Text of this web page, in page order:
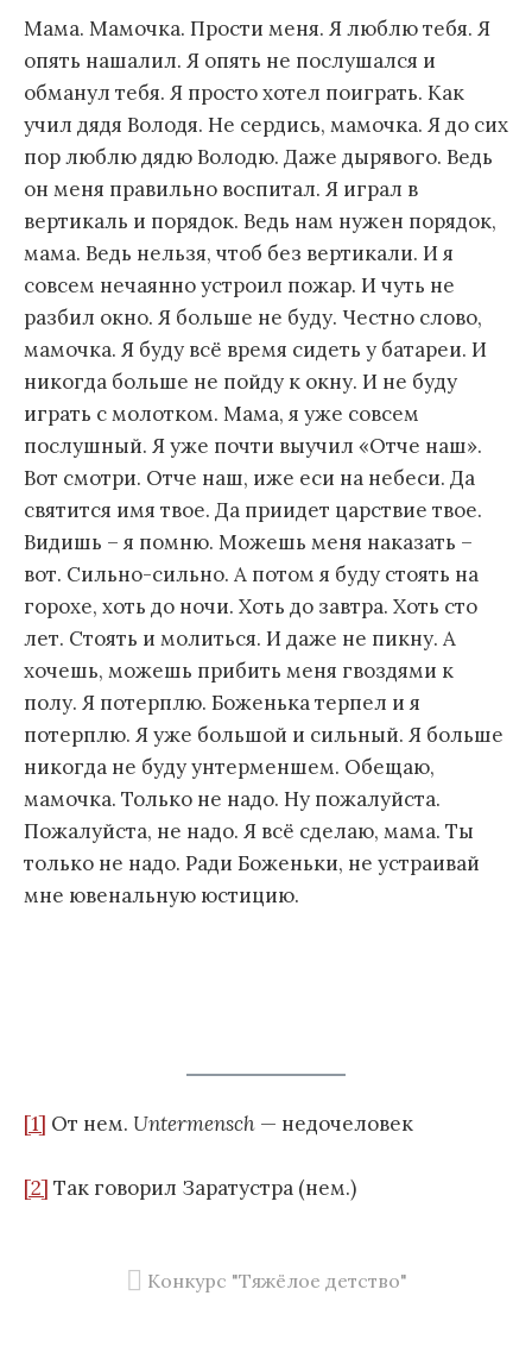
Мама. Мамочка. Прости меня. Я люблю тебя. Я
опять нашалил. Я опять не послушался и
обманул тебя. Я просто хотел поиграть. Как
учил дядя Володя. Не сердись, мамочка. Я до сих
пор люблю дядю Володю. Даже дырявого. Ведь
он меня правильно воспитал. Я играл в
вертикаль и порядок. Ведь нам нужен порядок,
мама. Ведь нельзя, чтоб без вертикали. И я
совсем нечаянно устроил пожар. И чуть не
разбил окно. Я больше не буду. Честно слово,
мамочка. Я буду всё время сидеть у батареи. И
никогда больше не пойду к окну. И не буду
играть с молотком. Мама, я уже совсем
послушный. Я уже почти выучил «Отче наш».
Вот смотри. Отче наш, иже еси на небеси. Да
святится имя твое. Да приидет царствие твое.
Видишь – я помню. Можешь меня наказать –
вот. Сильно-сильно. А потом я буду стоять на
горохе, хоть до ночи. Хоть до завтра. Хоть сто
лет. Стоять и молиться. И даже не пикну. А
хочешь, можешь прибить меня гвоздями к
полу. Я потерплю. Боженька терпел и я
потерплю. Я уже большой и сильный. Я больше
никогда не буду унтерменшем. Обещаю,
мамочка. Только не надо. Ну пожалуйста.
Пожалуйста, не надо. Я всё сделаю, мама. Ты
только не надо. Ради Боженьки, не устраивай
мне ювенальную юстицию.
[1] От нем. Untermensch — недочеловек
[2] Так говорил Заратустра (нем.)
Конкурс "Тяжёлое детство"